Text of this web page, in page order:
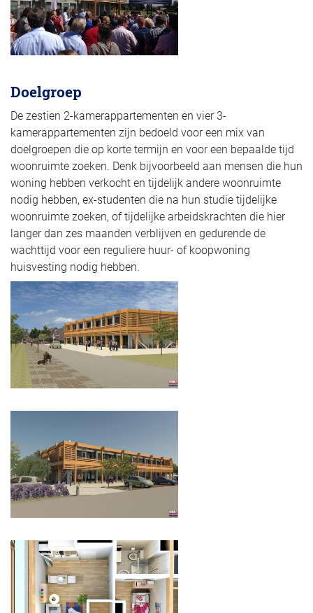
Doelgroep
De zestien 2-kamerappartementen en vier 3-
kamerappartementen zijn bedoeld voor een mix van
doelgroepen die op korte termijn en voor een bepaalde tijd
woonruimte zoeken. Denk bijvoorbeeld aan mensen die hun
woning hebben verkocht en tijdelijk andere woonruimte
nodig hebben, ex-studenten die na hun studie tijdelijke
woonruimte zoeken, of tijdelijke arbeidskrachten die hier
langer dan zes maanden verblijven en gedurende de
wachttijd voor een reguliere huur- of koopwoning
huisvesting nodig hebben.